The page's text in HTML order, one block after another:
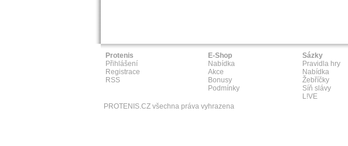
Protenis
Přihlášení
Registrace
RSS
E-Shop
Nabídka
Akce
Bonusy
Podmínky
Sázky
Pravidla hry
Nabídka
Žebříčky
Síň slávy
L!VE
PROTENIS.CZ všechna práva vyhrazena